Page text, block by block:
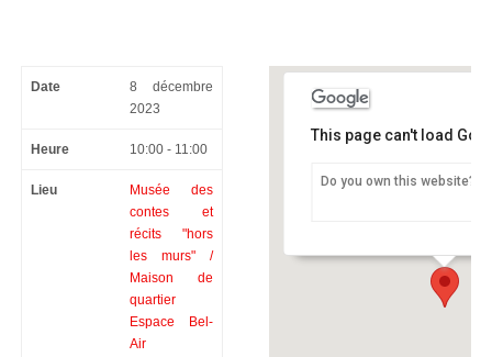
Date
8 décembre
2023
Heure 10:00 - 11:00
Lieu
Musée des
contes et
récits "hors
les murs" /
Maison de
quartier
Espace Bel-
Air
This page can't load
Do you own this website?